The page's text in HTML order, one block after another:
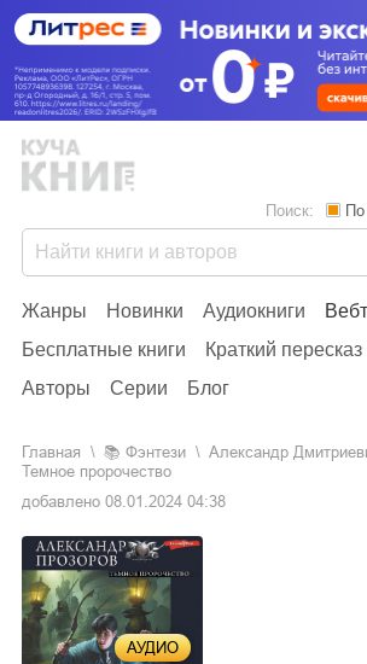
Жанры Новинки Аудиокниги
Бесплатные книги
Краткий пересказ
Авторы
Серии Блог
Поиск: По
Главная 📚 фэнтези
Александр
Темное пророчество
добавлено 08.01.2024 04:38
АУДИО